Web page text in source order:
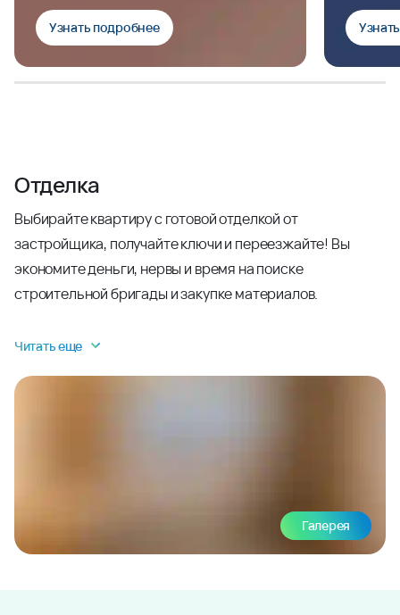
Узнать подробнее
Отделка
Выбирайте квартиру с готовой отделкой от
застройщика, получайте ключи и переезжайте! Вы
экономите деньги, нервы и время на поиске
строительной бригады и закупке материалов.
Читать еще
Галерея